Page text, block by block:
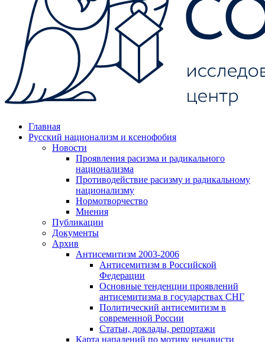
Главная
Русский национализм и ксенофобия
Новости
Проявления расизма и радикального
национализма
Противодействие расизму и радикальному
национализму
Нормотворчество
Мнения
Публикации
Документы
Архив
Антисемитизм 2003-2006
Антисемитизм в Российской
Федерации
Основные тенденции проявлений
антисемитизма в государствах СНГ
Политический антисемитизм в
современной России
Статьи, доклады, репортажи
Карта нападений по мотиву ненависти